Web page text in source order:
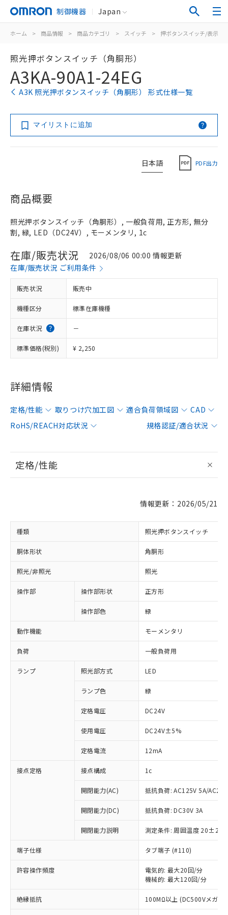
制御機器 Japan
ホーム > 商品情報 > 商品カテゴリ > スイッチ > 押ボタンスイッチ/表示灯
照光押ボタンスイッチ（角胴形）
A3KA-90A1-24EG
A3K 照光押ボタンスイッチ（角胴形） 形式仕様一覧
マイリストに追加
日本語 PDF出力
商品概要
照光押ボタンスイッチ（角胴形）, 一般負荷用, 正方形, 無分
割, 緑, LED（DC24V）, モーメンタリ, 1c
在庫/販売状況
2026/08/06 00:00 情報更新
在庫/販売状況 ご利用条件
販売状況 販売中
機種区分 標準在庫機種
在庫状況 －
標準価格(税別) ¥ 2,250
詳細情報
定格/性能 取りつけ穴加工図 適合負荷領域図
CAD
RoHS/REACH対応状況
規格認証/適合状況
定格/性能
情報更新：2026/05/21
種類 照光押ボタンスイッチ
胴体形状 角胴形
照光/非照光 照光
操作部 操作部形状 正方形
操作部色 緑
動作機能 モーメンタリ
負荷 一般負荷用
ランプ 照光部方式 LED
ランプ色 緑
定格電圧 DC24V
使用電圧 DC24V±5%
定格電流 12mA
接点定格 接点構成 1c
開閉能力(AC) 抵抗負荷: AC125V 5A/
開閉能力(DC) 抵抗負荷: DC30V 3A
開閉能力説明 測定条件: 周囲温度 20±2℃
端子仕様 タブ端子 (#110)
許容操作頻度
電気的: 最大20回/分
機械的: 最大120回/分
絶縁抵抗 100MΩ以上 (DC500Vメガ)
※1 対応状況
対応済み：EU RoHS指令（10物質）の
非含有に対応した製品が提供可能な商品で